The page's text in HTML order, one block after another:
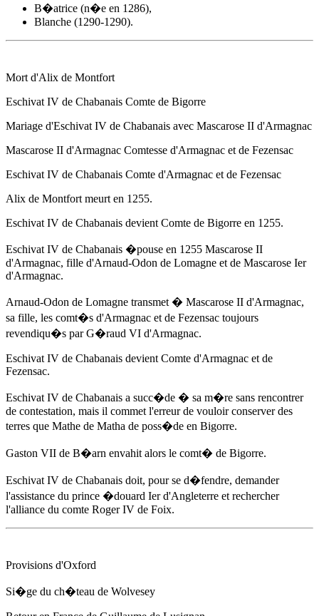
B�atrice (n�e en 1286),
Blanche (1290-1290).
Mort d'Alix de Montfort
Eschivat IV de Chabanais Comte de Bigorre
Mariage d'Eschivat IV de Chabanais avec Mascarose II d'Armagnac
Mascarose II d'Armagnac Comtesse d'Armagnac et de Fezensac
Eschivat IV de Chabanais Comte d'Armagnac et de Fezensac
Alix de Montfort meurt en 1255.
Eschivat IV de Chabanais devient Comte de Bigorre en 1255.
Eschivat IV de Chabanais �pouse en 1255 Mascarose II
d'Armagnac, fille d'Arnaud-Odon de Lomagne et de Mascarose Ier
d'Armagnac.
Arnaud-Odon de Lomagne transmet � Mascarose II d'Armagnac,
sa fille, les comt�s d'Armagnac et de Fezensac toujours
revendiqu�s par G�raud VI d'Armagnac.
Eschivat IV de Chabanais devient Comte d'Armagnac et de
Fezensac.
Eschivat IV de Chabanais a succ�de � sa m�re sans rencontrer
de contestation, mais il commet l'erreur de vouloir conserver des
terres que Mathe de Matha de poss�de en Bigorre.
Gaston VII de B�arn envahit alors le comt� de Bigorre.
Eschivat IV de Chabanais doit, pour se d�fendre, demander
l'assistance du prince �douard Ier d'Angleterre et rechercher
l'alliance du comte Roger IV de Foix.
Provisions d'Oxford
Si�ge du ch�teau de Wolvesey